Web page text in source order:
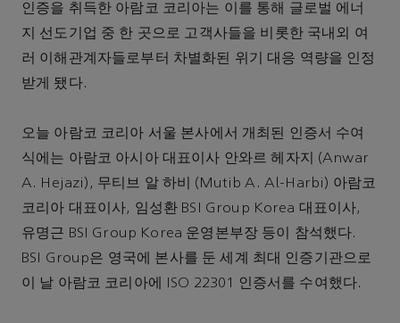
인증을 취득한 아람코 코리아는 이를 통해 글로벌 에너
지 선도기업 중 한 곳으로 고객사들을 비롯한 국내외 여
러 이해관계자들로부터 차별화된 위기 대응 역량을 인정
받게 됐다.
오늘 아람코 코리아 서울 본사에서 개최된 인증서 수여
식에는 아람코 아시아 대표이사 안와르 헤자지 (Anwar
A. Hejazi), 무티브 알 하비 (Mutib A. Al-Harbi) 아람코
코리아 대표이사, 임성환 BSI Group Korea 대표이사,
유명근 BSI Group Korea 운영본부장 등이 참석했다.
BSI Group은 영국에 본사를 둔 세계 최대 인증기관으로
이 날 아람코 코리아에 ISO 22301 인증서를 수여했다.